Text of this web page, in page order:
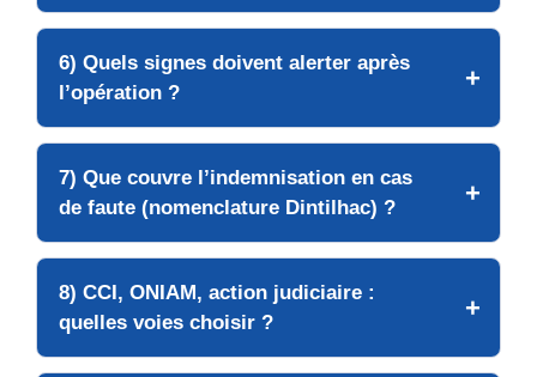
6) Quels signes doivent alerter après
l’opération ?
7) Que couvre l’indemnisation en cas
de faute (nomenclature Dintilhac) ?
8) CCI, ONIAM, action judiciaire :
quelles voies choisir ?